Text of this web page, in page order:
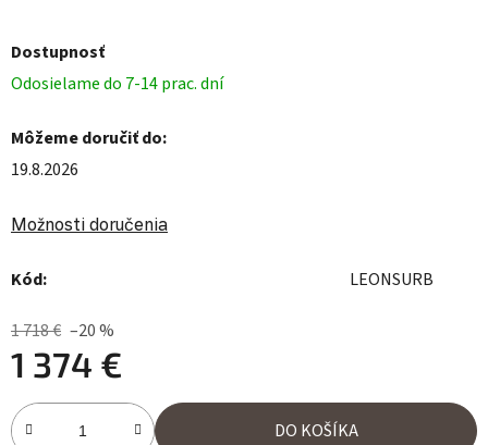
Dostupnosť
Odosielame do 7-14 prac. dní
Môžeme doručiť do:
19.8.2026
Možnosti doručenia
Kód: LEONSURB
1 718 € –20 %
1 374 €
Jednotková cena:
DO KOŠÍKA